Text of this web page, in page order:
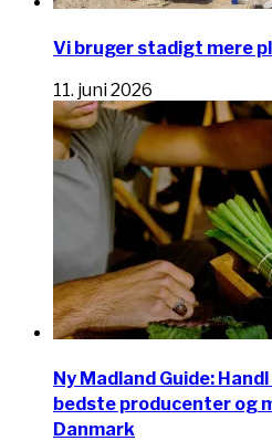
Vi bruger stadigt mere
11. juni 2026
Ny Madland Guide:
bedste producenter og
Danmark